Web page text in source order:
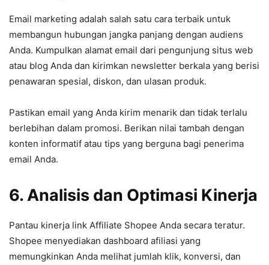
Email marketing adalah salah satu cara terbaik untuk
membangun hubungan jangka panjang dengan audiens
Anda. Kumpulkan alamat email dari pengunjung situs web
atau blog Anda dan kirimkan newsletter berkala yang berisi
penawaran spesial, diskon, dan ulasan produk.
Pastikan email yang Anda kirim menarik dan tidak terlalu
berlebihan dalam promosi. Berikan nilai tambah dengan
konten informatif atau tips yang berguna bagi penerima
email Anda.
6. Analisis dan Optimasi Kinerja
Pantau kinerja link Affiliate Shopee Anda secara teratur.
Shopee menyediakan dashboard afiliasi yang
memungkinkan Anda melihat jumlah klik, konversi, dan